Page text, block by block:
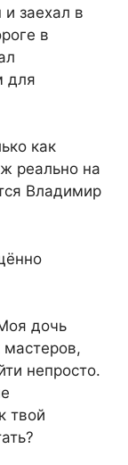
заехал в
в
для
как
реально на
Владимир
дочь
мастеров,
непросто.
твой